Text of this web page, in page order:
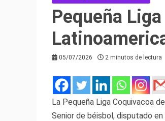
Pequeña
05/07/2026 2 minutos de lectura
La Pequeña Liga Coquivacoa
Senior de béisbol, disputado